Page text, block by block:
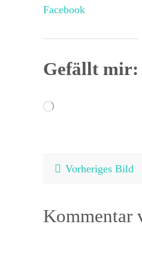
Facebook
Gefällt mir:
Wird
Vorheriges Bild
Kommentar